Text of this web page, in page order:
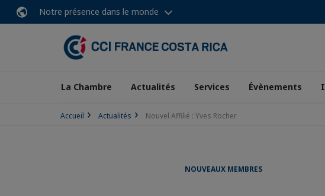
Notre présence dans le monde
La Chambre Actualités Services Évènements
Accueil Actualités Nouvel Affilié : Yves Rocher
NOUVEAUX MEMBRES